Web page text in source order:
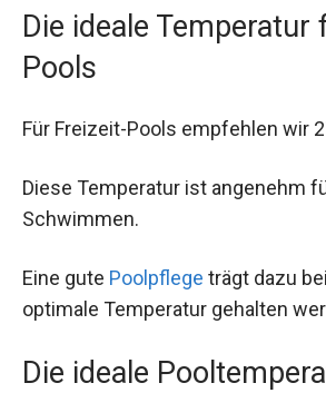
Die ideale Temperatur
Pools
Für Freizeit-Pools empfehlen wir
Diese Temperatur ist angenehm
Schwimmen.
Eine gute Poolpflege trägt dazu
optimale Temperatur gehalten
Die ideale